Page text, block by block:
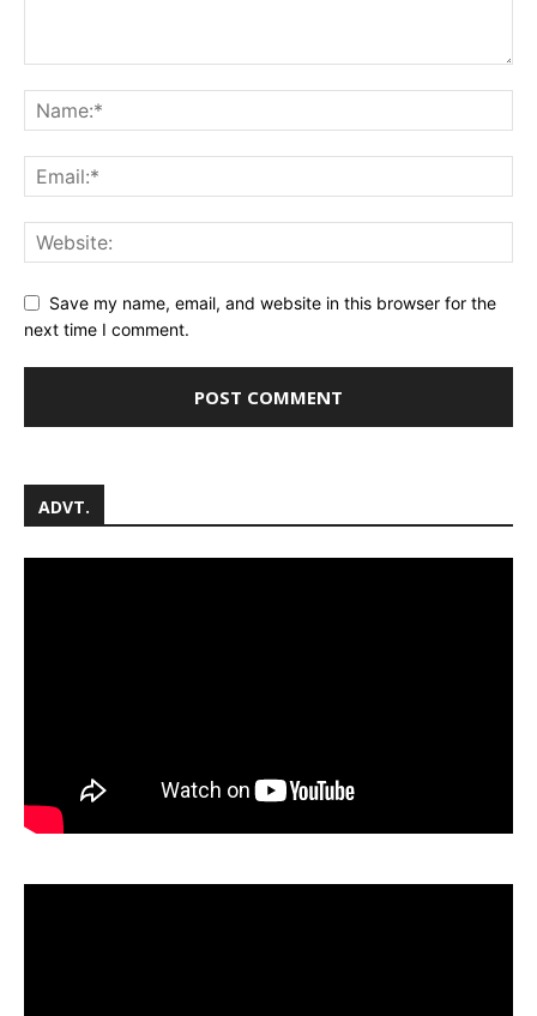
Save my name, email, and website in this browser for the
next time I comment.
ADVT.